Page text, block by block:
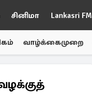
சினிமா Lankasri FM
வாழ்க்கைமுறை